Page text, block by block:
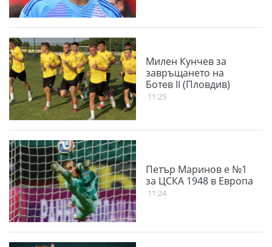
Милен Кунчев за
завръщането на
Ботев II (Пловдив)
11:25
Петър Маринов е №1
за ЦСКА 1948 в Европа
11:24